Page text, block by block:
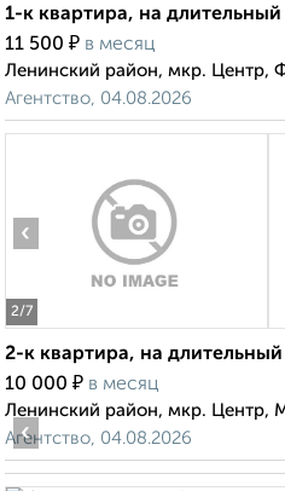
1-к квартира, на
11 500 ₽ в месяц
Ленинский район, мкр. Центр,
Агентство, 04.08.2026
2/7
‹
2-к квартира, на
10 000 ₽ в месяц
Ленинский район, мкр. Центр,
Агентство, 04.08.2026
‹